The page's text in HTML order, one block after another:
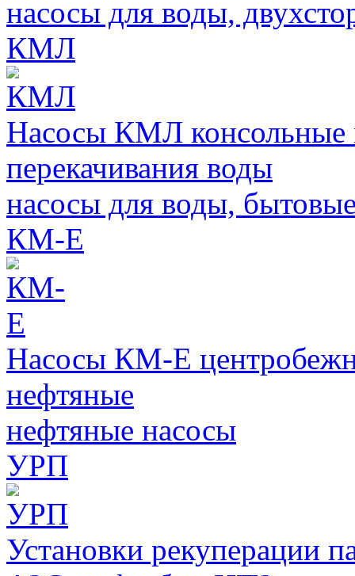
насосы для воды,
КМЛ
Насосы КМЛ консольные
перекачивания воды
насосы для воды,
КМ-Е
Насосы КМ-Е
нефтяные
нефтяные насосы
УРП
Установки рекуперации